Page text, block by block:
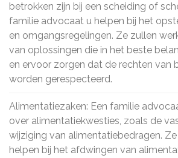
betrokken zijn bij een scheiding of
familie advocaat u helpen bij het
en omgangsregelingen. Ze zullen
van oplossingen die in het beste
en ervoor zorgen dat de rechten van
worden gerespecteerd.
Alimentatiezaken: Een familie
over alimentatiekwesties, zoals de
wijziging van alimentatiebedragen.
helpen bij het afdwingen van